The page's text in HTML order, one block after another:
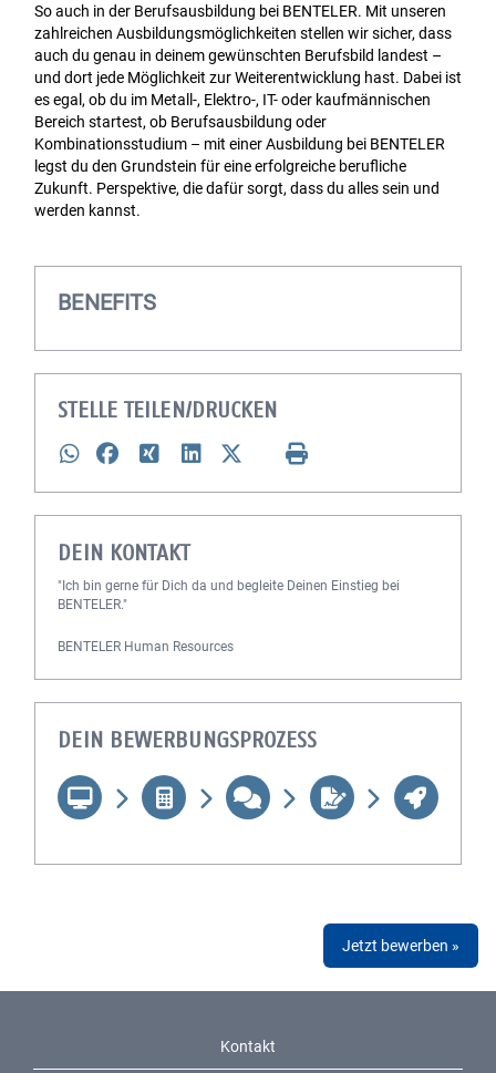
So auch in der Berufsausbildung bei BENTELER. Mit unseren
zahlreichen Ausbildungsmöglichkeiten stellen wir sicher, dass
auch du genau in deinem gewünschten Berufsbild landest –
und dort jede Möglichkeit zur Weiterentwicklung hast. Dabei ist
es egal, ob du im Metall-, Elektro-, IT- oder kaufmännischen
Bereich startest, ob Berufsausbildung oder
Kombinationsstudium – mit einer Ausbildung bei BENTELER
legst du den Grundstein für eine erfolgreiche berufliche
Zukunft. Perspektive, die dafür sorgt, dass du alles sein und
werden kannst.
BENEFITS
STELLE TEILEN/DRUCKEN
DEIN KONTAKT
"Ich bin gerne für Dich da und begleite Deinen Einstieg bei
BENTELER."
BENTELER Human Resources
DEIN BEWERBUNGSPROZESS
Jetzt bewerben »
Kontakt